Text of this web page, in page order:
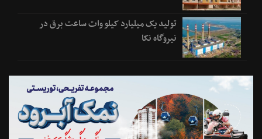
تولید یک میلیارد کیلو وات ساعت برق در
نیروگاه نکا